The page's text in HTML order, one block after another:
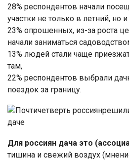
28% респондентов начали
участки не только в летний, но
23% опрошенных, из-за роста
начали заниматься
13% людей стали чаще
там,
22% респондентов выбрали
поездок за границу.
Для россиян дача это
тишина и свежий воздух